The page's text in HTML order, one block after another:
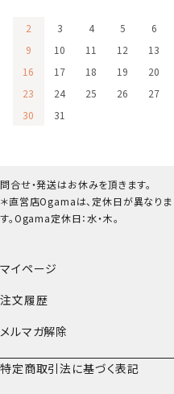
マイページ
注文履歴
メルマガ解除
特定商取引法に基づく表記
2
3 4 5 6
9
10 11 12 13
16
17 18 19 20
23
24 25 26 27
30
31
問合せ・発送はお休みを頂きます。
＊直営店Ogamaは、定休日が異なりま
す。Ogama定休日：水・木。